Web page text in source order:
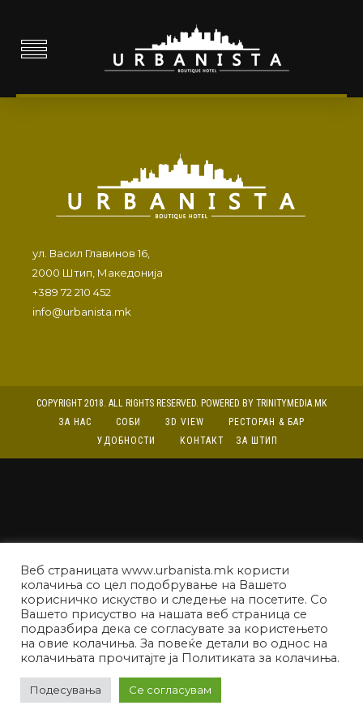
ул. Васил Главинов 16,
2000 Штип, Македонија
+389 72 210 452
info@urbanista.mk
COPYRIGHT 2018. ALL RIGHTS RESERVED. POWERED BY TRINITYMEDIA.MK
ЗА НАС
СОБИ 3D VIEW
РЕСТОРАН & БАР
УДОБНОСТИ
КОНТАКТ ЗА ШТИП
Веб страницата www.urbanista.mk користи
колачиња со цел подобрување на Вашето
корисничко искуство и следење на посетите. Со
Вашето присуство на нашата веб страница се
подразбира дека се согласувате за користењето
на овие колачиња. За повеќе детали во однос на
колачињата прочитајте ја Политиката за колачиња.
Подесувања Се согласувам